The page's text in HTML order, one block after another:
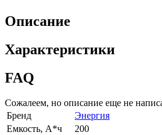
Описание
Характеристики
FAQ
Сожалеем, но описание еще не
Бренд
Энергия
Емкость, А*ч
200